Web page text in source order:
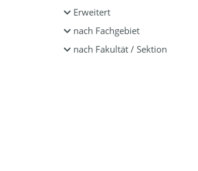
Erweitert
nach Fachgebiet
nach Fakultät / Sektion